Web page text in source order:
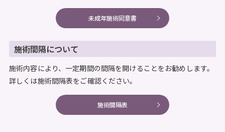
未成年施術同意書
施術間隔について
施術内容により、一定期間の間隔を開けることをお勧めします。
詳しくは施術間隔表をご確認ください。
施術間隔表